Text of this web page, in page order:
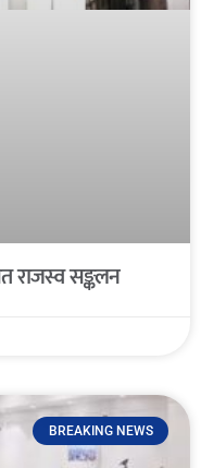
राजस्व सङ्कलन
BREAKING NEWS